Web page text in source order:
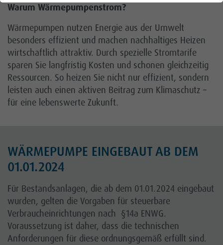
Kontakt
Karriere
Kundenportal
Warum Wärmepumpenstrom?
Wärmepumpen nutzen Energie aus der Umwelt
besonders effizient und machen nachhaltiges Heizen
wirtschaftlich attraktiv. Durch spezielle Stromtarife
sparen Sie langfristig Kosten und schonen gleichzeitig
Ressourcen. So heizen Sie nicht nur effizient, sondern
leisten auch einen aktiven Beitrag zum Klimaschutz –
für eine lebenswerte Zukunft.
WÄRMEPUMPE EINGEBAUT AB DEM
01.01.2024
Für Bestandsanlagen, die ab dem 01.01.2024 eingebaut
wurden, gelten die Vorgaben für steuerbare
Verbraucheinrichtungen nach §14a ENWG.
Voraussetzung ist daher, dass die technischen
Anforderungen für diese ordnungsgemäß erfüllt sind.